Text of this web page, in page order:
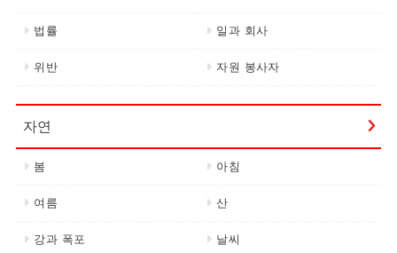
법률 일과 회사
위반 자원 봉사자
자연
봄 아침
여름 산
강과 폭포 날씨